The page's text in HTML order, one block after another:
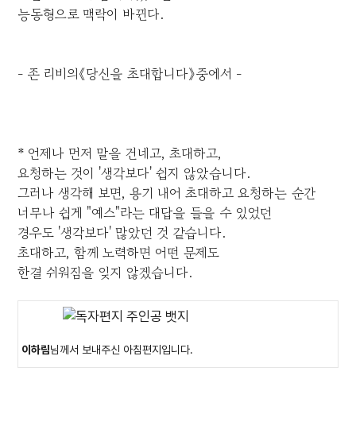
능동형으로 맥락이 바뀐다.
- 존 리비의《당신을 초대합니다》중에서 -
* 언제나 먼저 말을 건네고, 초대하고,
요청하는 것이 '생각보다' 쉽지 않았습니다.
그러나 생각해 보면, 용기 내어 초대하고 요청하는 순간
너무나 쉽게 "예스"라는 대답을 들을 수 있었던
경우도 '생각보다' 많았던 것 같습니다.
초대하고, 함께 노력하면 어떤 문제도
한결 쉬워짐을 잊지 않겠습니다.
이하림님께서 보내주신 아침편지입니다.